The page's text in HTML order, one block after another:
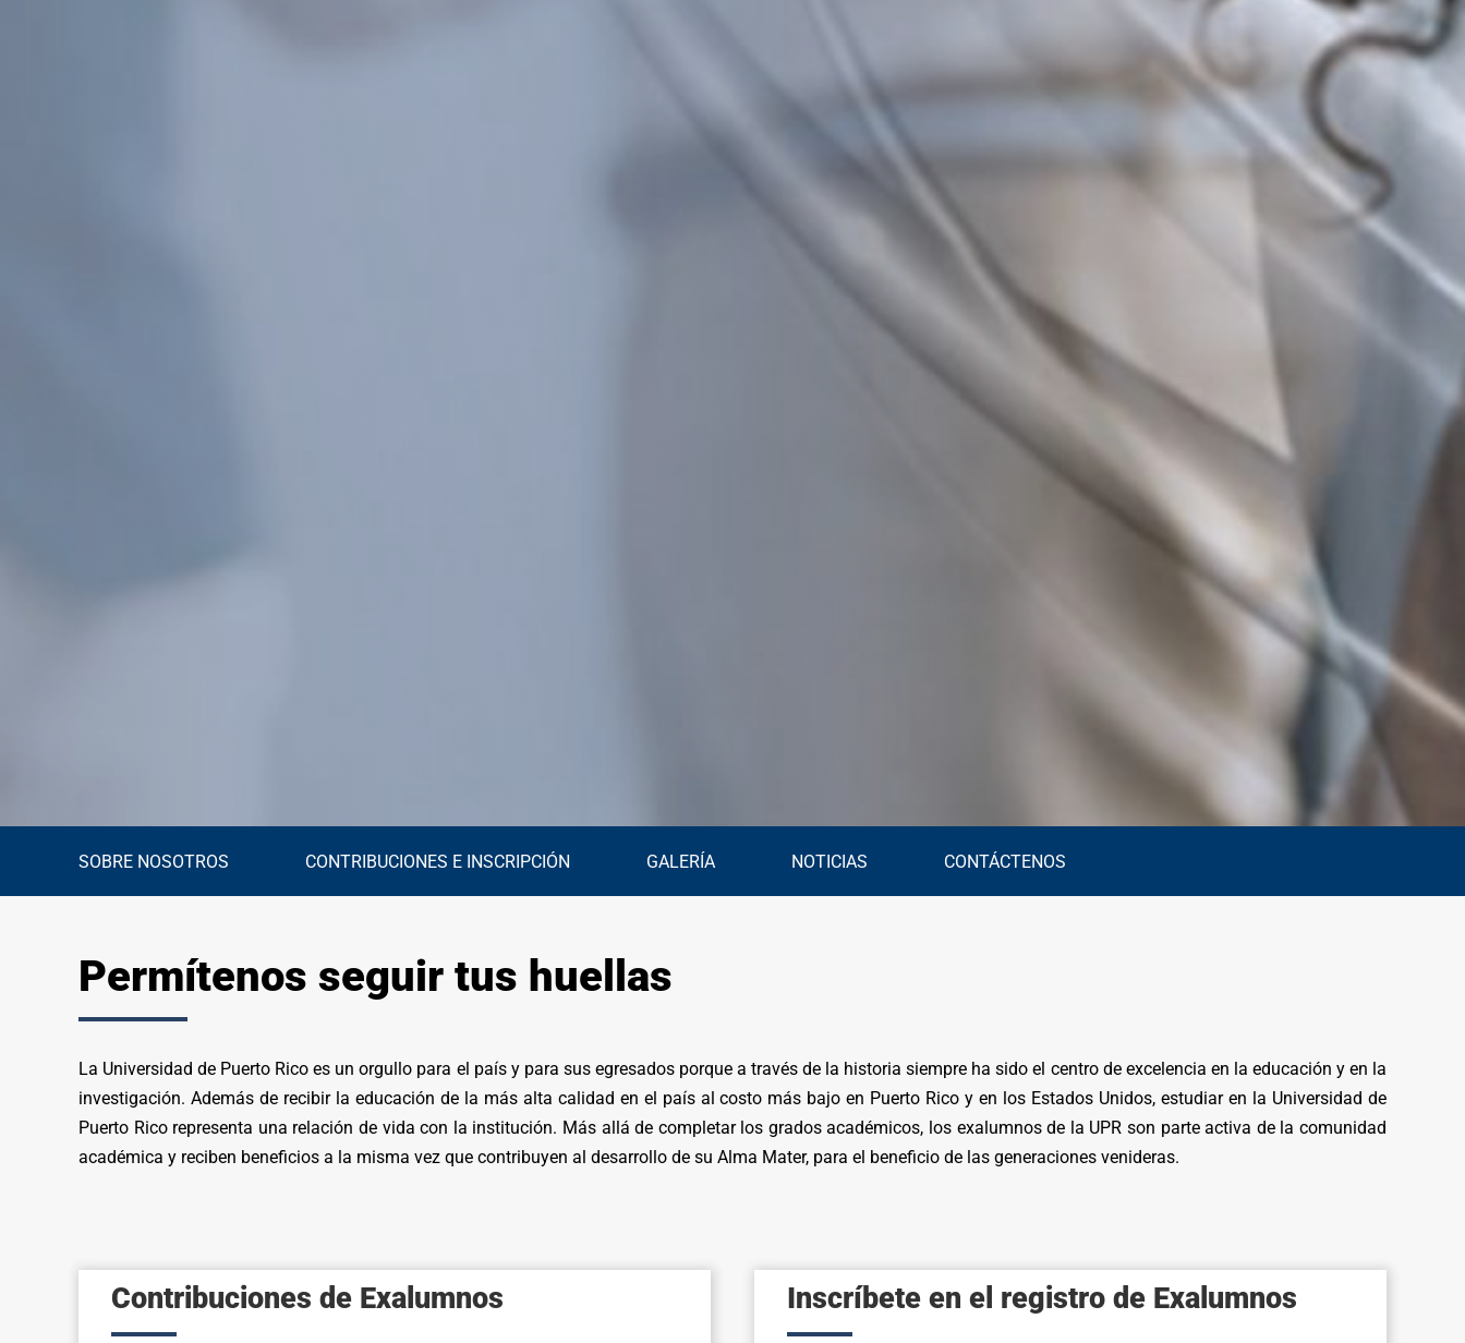
SOBRE NOSOTROS CONTRIBUCIONES E INSCRIPCIÓN GALERÍA NOTICIAS CONTÁCTENOS
Permítenos seguir tus huellas
La Universidad de Puerto Rico es un orgullo para el país y para sus egresados porque a través de la historia siempre ha sido el centro de excelencia en la educación y en la
investigación. Además de recibir la educación de la más alta calidad en el país al costo más bajo en Puerto Rico y en los Estados Unidos, estudiar en la Universidad de
Puerto Rico representa una relación de vida con la institución. Más allá de completar los grados académicos, los exalumnos de la UPR son parte activa de la comunidad
académica y reciben beneficios a la misma vez que contribuyen al desarrollo de su Alma Mater, para el beneficio de las generaciones venideras.
Contribuciones de Exalumnos Inscríbete en el registro de Exalumnos